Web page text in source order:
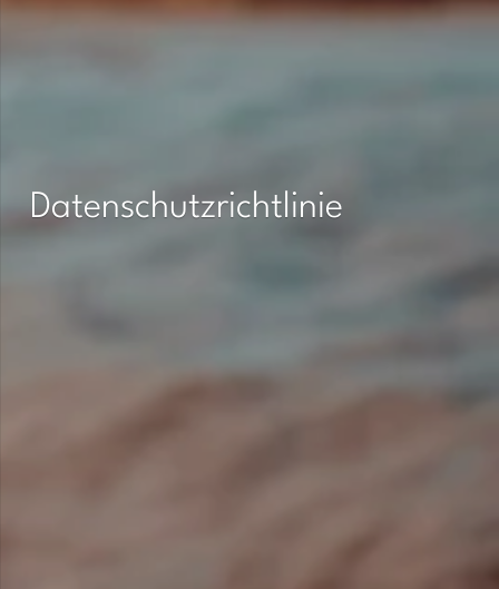
Datenschutzrichtlinie